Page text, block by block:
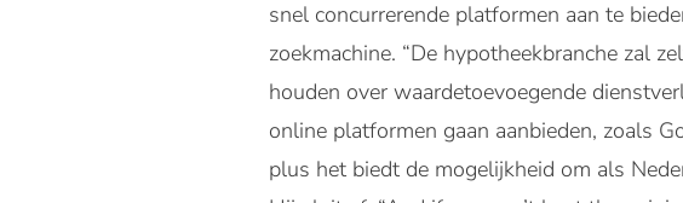
snel concurrerende platformen aan te
zoekmachine. “De hypotheekbranche zal
houden over waardetoevoegende
online platformen gaan aanbieden, zoals
plus het biedt de mogelijkheid om als